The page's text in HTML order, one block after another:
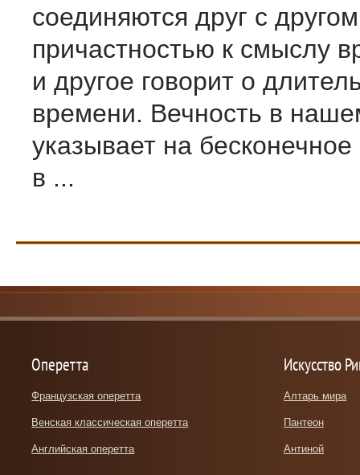
соединяются друг с
причастностью к смыслу
и другое говорит о
времени. Вечность в
указывает на
в ...
Оперетта
Французская оперетта
Венская классическая оперетта
Английская оперетта
Искусство
Алтарь мира
Пантеон
Антиной